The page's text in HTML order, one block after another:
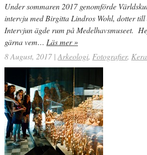
Under sommaren 2017 genomförde
intervju med Birgitta Lindros Wohl, dotter till
Intervjun ägde rum på Medelhavsmuseet.
gärna vem… Läs mer »
8 August, 2017 | Arkeologi, Fotografier,